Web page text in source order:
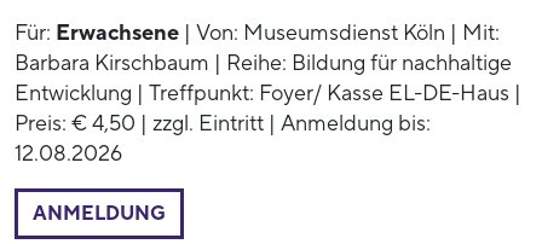
Für: Erwachsene | Von: Museumsdienst Köln | Mit:
Barbara Kirschbaum | Reihe: Bildung für nachhaltige
Entwicklung | Treffpunkt: Foyer/ Kasse EL-DE-Haus |
Preis: € 4,50 | zzgl. Eintritt | Anmeldung bis:
12.08.2026
ANMELDUNG